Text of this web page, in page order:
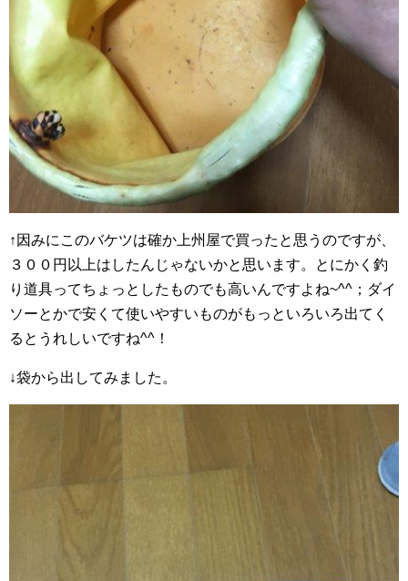
↑因みにこのバケツは確か上州屋で買ったと思うのですが、
３００円以上はしたんじゃないかと思います。とにかく釣
り道具ってちょっとしたものでも高いんですよね~^^；ダイ
ソーとかで安くて使いやすいものがもっといろいろ出てく
るとうれしいですね^^！
↓袋から出してみました。